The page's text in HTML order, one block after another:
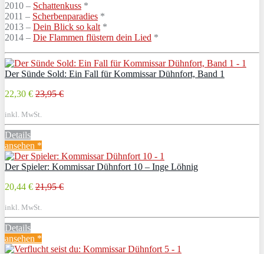
2010 – Schattenkuss *
2011 – Scherbenparadies *
2013 – Dein Blick so kalt *
2014 – Die Flammen flüstern dein Lied *
Der Sünde Sold: Ein Fall für Kommissar Dühnfort, Band 1
22,30 € 23,95 €
inkl. MwSt.
Details
ansehen *
Der Spieler: Kommissar Dühnfort 10 – Inge Löhnig
20,44 € 21,95 €
inkl. MwSt.
Details
ansehen *